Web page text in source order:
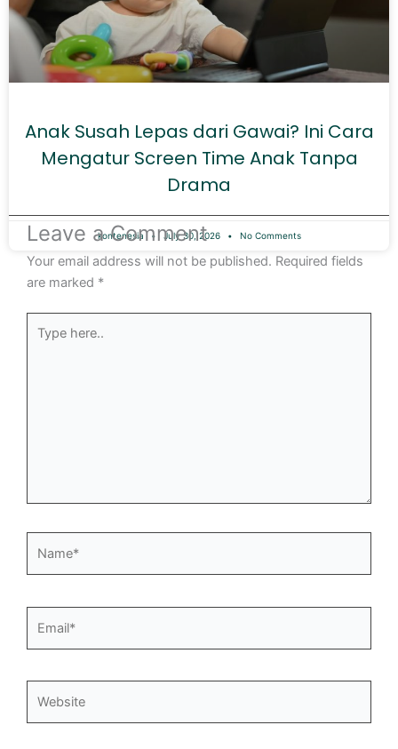
Anak Susah Lepas dari Gawai? Ini Cara
Mengatur Screen Time Anak Tanpa
Drama
kontenesia July 30, 2026 No Comments
Leave a Comment
Your email address will not be published. Required fields
are marked *
here..